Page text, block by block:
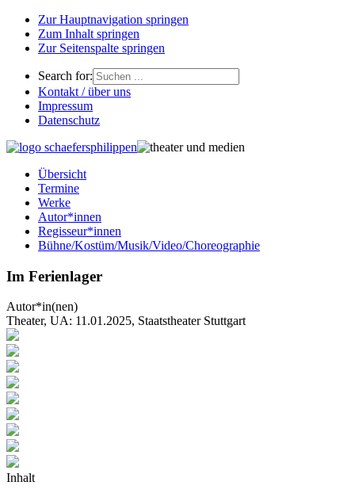
Zur Hauptnavigation springen
Zum Inhalt springen
Zur Seitenspalte springen
Search for:
Kontakt / über uns
Impressum
Datenschutz
Übersicht
Termine
Werke
Autor*innen
Regisseur*innen
Bühne/Kostüm/Musik/Video/Choreographie
Im Ferienlager
Autor*in(nen)
Theater, UA: 11.01.2025, Staatstheater Stuttgart
Inhalt